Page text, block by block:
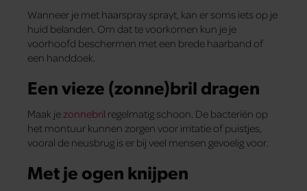
Wanneer je met haarspray sprayt, kan er soms iets op je
huid belanden. Om dat te voorkomen kun je je
voorhoofd beschermen met een brede haarband of
een handdoek.
Een vieze (zonne)bril dragen
Maak je zonnebril regelmatig schoon. De bacteriën op
het montuur kunnen zorgen voor irritatie of puistjes,
vooral de neusbrug is er bij veel mensen gevoelig voor.
Met je ogen knijpen